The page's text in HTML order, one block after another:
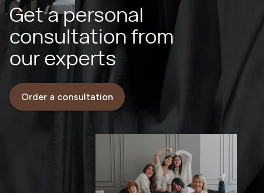
Get a personal
consultation from
our experts
Order a consultation